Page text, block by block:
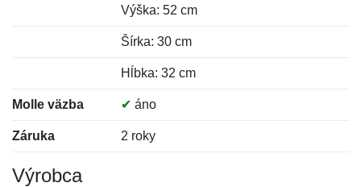
Výška: 52 cm
Šírka: 30 cm
Hĺbka: 32 cm
Molle väzba ✔ áno
Záruka 2 roky
Výrobca